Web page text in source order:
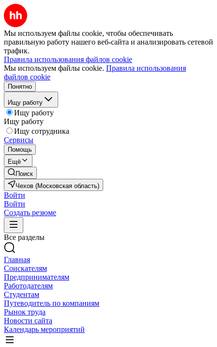
Мы используем файлы cookie, чтобы обеспечивать
правильную работу нашего веб-сайта и анализировать сетевой
трафик.
Правила использования файлов cookie
Мы используем файлы cookie. Правила использования
файлов cookie
Понятно
Ищу работу
Ищу работу
Ищу работу
Ищу сотрудника
Сервисы
Помощь
Ещё
Поиск
Чехов (Московская область)
Войти
Войти
Создать резюме
Все разделы
Главная
Соискателям
Предпринимателям
Работодателям
Студентам
Путеводитель по компаниям
Рынок труда
Новости сайта
Календарь мероприятий